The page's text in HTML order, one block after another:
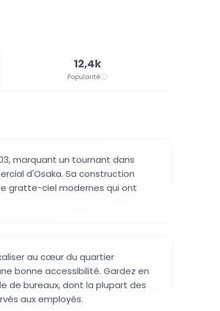
12,4k
Popularité
marquant un tournant dans
d'Osaka. Sa construction
gratte-ciel modernes qui ont
au cœur du quartier
bonne accessibilité. Gardez en
de bureaux, dont la plupart des
aux employés.